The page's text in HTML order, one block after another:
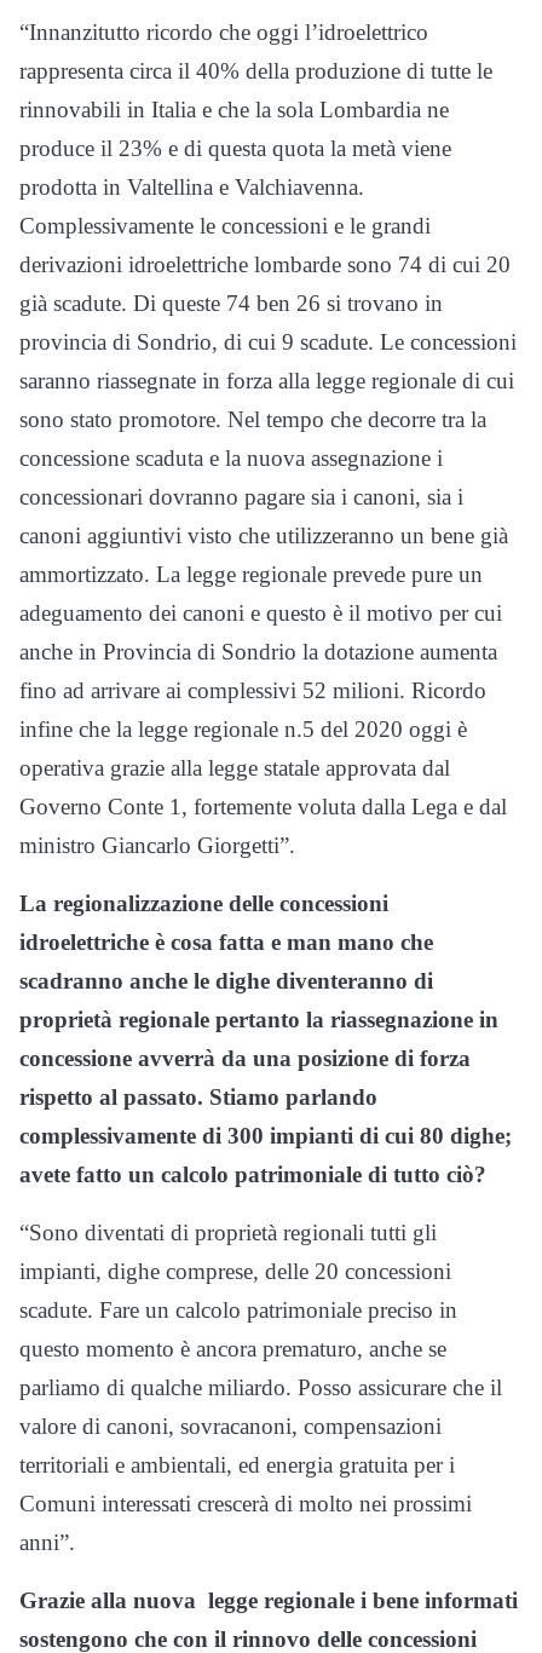
“Innanzitutto ricordo che oggi l’idroelettrico
rappresenta circa il 40% della produzione di tutte le
rinnovabili in Italia e che la sola Lombardia ne
produce il 23% e di questa quota la metà viene
prodotta in Valtellina e Valchiavenna.
Complessivamente le concessioni e le grandi
derivazioni idroelettriche lombarde sono 74 di cui 20
già scadute. Di queste 74 ben 26 si trovano in
provincia di Sondrio, di cui 9 scadute. Le concessioni
saranno riassegnate in forza alla legge regionale di cui
sono stato promotore. Nel tempo che decorre tra la
concessione scaduta e la nuova assegnazione i
concessionari dovranno pagare sia i canoni, sia i
canoni aggiuntivi visto che utilizzeranno un bene già
ammortizzato. La legge regionale prevede pure un
adeguamento dei canoni e questo è il motivo per cui
anche in Provincia di Sondrio la dotazione aumenta
fino ad arrivare ai complessivi 52 milioni. Ricordo
infine che la legge regionale n.5 del 2020 oggi è
operativa grazie alla legge statale approvata dal
Governo Conte 1, fortemente voluta dalla Lega e dal
ministro Giancarlo Giorgetti”.
La regionalizzazione delle concessioni
idroelettriche è cosa fatta e man mano che
scadranno anche le dighe diventeranno di
proprietà regionale pertanto la riassegnazione in
concessione avverrà da una posizione di forza
rispetto al passato. Stiamo parlando
complessivamente di 300 impianti di cui 80 dighe;
avete fatto un calcolo patrimoniale di tutto ciò?
“Sono diventati di proprietà regionali tutti gli
impianti, dighe comprese, delle 20 concessioni
scadute. Fare un calcolo patrimoniale preciso in
questo momento è ancora prematuro, anche se
parliamo di qualche miliardo. Posso assicurare che il
valore di canoni, sovracanoni, compensazioni
territoriali e ambientali, ed energia gratuita per i
Comuni interessati crescerà di molto nei prossimi
anni”.
Grazie alla nuova legge regionale i bene informati
sostengono che con il rinnovo delle concessioni